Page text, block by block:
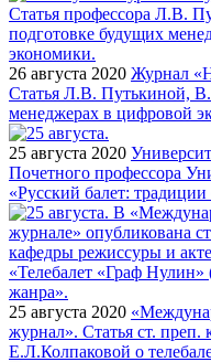
26 августа 2020 Журнал
Статья Л.В. Путькиной,
менеджерах в цифровой
25 августа 2020
Почетного профессора
«Русский балет:
25 августа 2020
журнал». Статья ст. преп.
Е.Л.Колпаковой о